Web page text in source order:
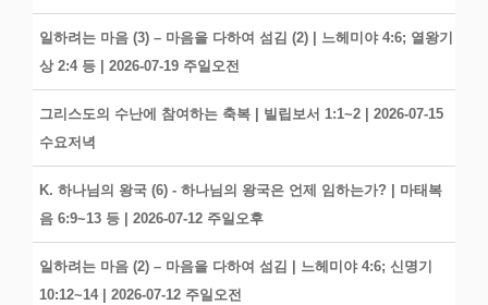
일하려는 마음 (3) – 마음을 다하여 섬김 (2) | 느헤미야 4:6; 열왕기
상 2:4 등 | 2026-07-19 주일오전
그리스도의 수난에 참여하는 축복 | 빌립보서 1:1~2 | 2026-07-15
수요저녁
K. 하나님의 왕국 (6) - 하나님의 왕국은 언제 임하는가? | 마태복
음 6:9~13 등 | 2026-07-12 주일오후
일하려는 마음 (2) – 마음을 다하여 섬김 | 느헤미야 4:6; 신명기
10:12~14 | 2026-07-12 주일오전